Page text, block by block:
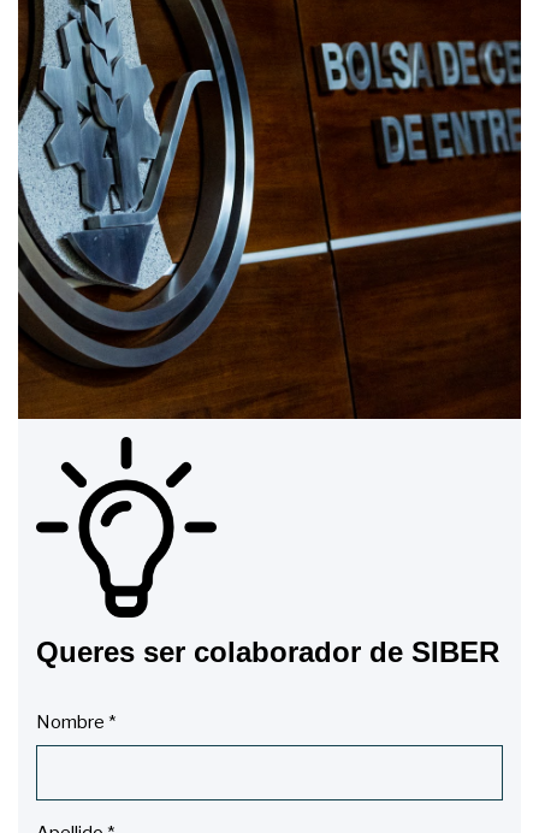
Queres ser colaborador de SIBER
Nombre *